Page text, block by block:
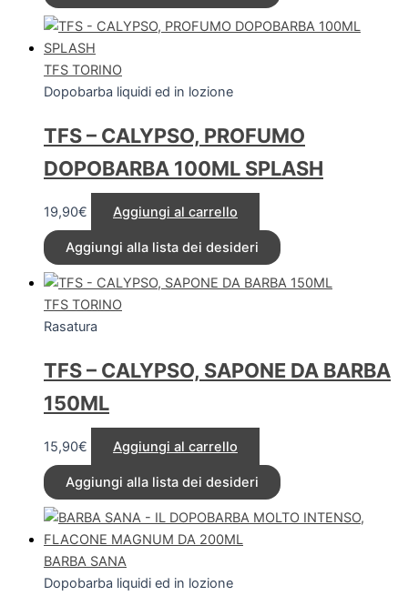
TFS TORINO
Dopobarba liquidi ed in lozione
TFS – CALYPSO, PROFUMO
DOPOBARBA 100ML SPLASH
19,90€ Aggiungi al carrello
Aggiungi alla lista dei desideri
TFS TORINO
Rasatura
TFS – CALYPSO, SAPONE DA BARBA
150ML
15,90€ Aggiungi al carrello
Aggiungi alla lista dei desideri
BARBA SANA
Dopobarba liquidi ed in lozione